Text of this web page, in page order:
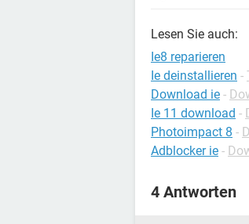
Lesen Sie auch:
Ie8 reparieren
Ie deinstallieren -
Download ie -
Ie 11 download -
Photoimpact 8 -
Adblocker ie -
4 Antworten